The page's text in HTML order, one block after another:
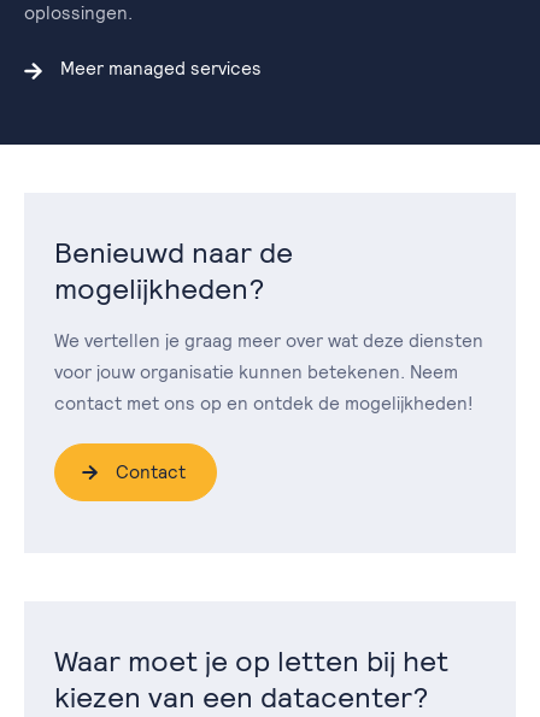
oplossingen.
Meer managed services
Benieuwd naar de
mogelijkheden?
We vertellen je graag meer over wat deze diensten
voor jouw organisatie kunnen betekenen. Neem
contact met ons op en ontdek de mogelijkheden!
Contact
Waar moet je op letten bij het
kiezen van een datacenter?